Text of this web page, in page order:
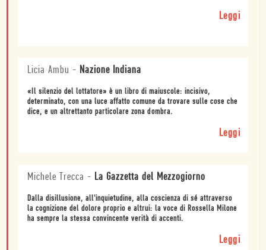
Leggi
Licia Ambu - Nazione Indiana
«Il silenzio del lottatore» è un libro di maiuscole: incisivo,
determinato, con una luce affatto comune da trovare sulle cose che
dice, e un altrettanto particolare zona dombra.
Leggi
Michele Trecca - La Gazzetta del Mezzogiorno
Dalla disillusione, all'inquietudine, alla coscienza di sé attraverso
la cognizione del dolore proprio e altrui: la voce di Rossella Milone
ha sempre la stessa convincente verità di accenti.
Leggi